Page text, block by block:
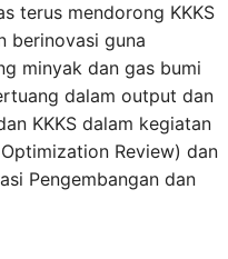
terus mendorong KKKS
berinovasi guna
minyak dan gas bumi
dalam output dan
KKKS dalam kegiatan
Review) dan
Pengembangan dan